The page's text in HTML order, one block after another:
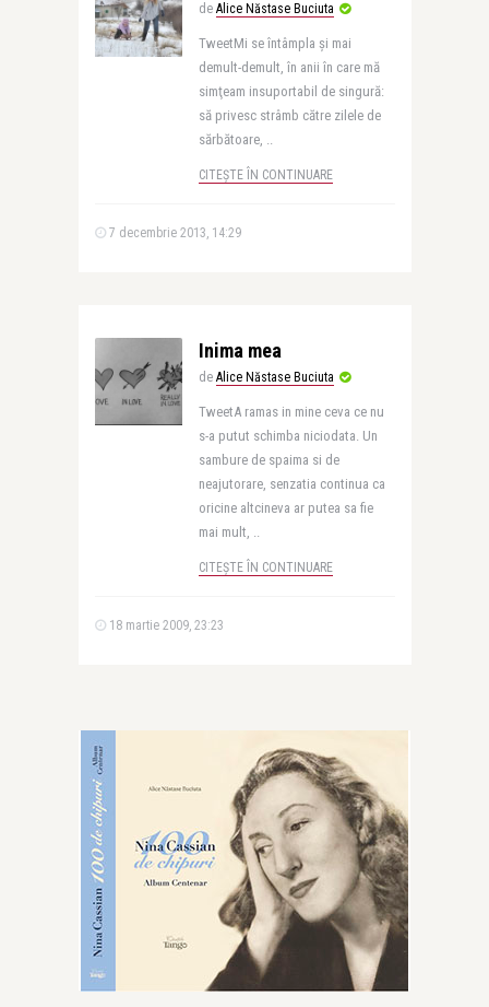
de Alice Năstase Buciuta
TweetMi se întâmpla şi mai
demult-demult, în anii în care mă
simţeam insuportabil de singură:
să privesc strâmb către zilele de
sărbătoare, ..
CITEȘTE ÎN CONTINUARE
7 decembrie 2013, 14:29
Inima mea
de Alice Năstase Buciuta
TweetA ramas in mine ceva ce nu
s-a putut schimba niciodata. Un
sambure de spaima si de
neajutorare, senzatia continua ca
oricine altcineva ar putea sa fie
mai mult, ..
CITEȘTE ÎN CONTINUARE
18 martie 2009, 23:23